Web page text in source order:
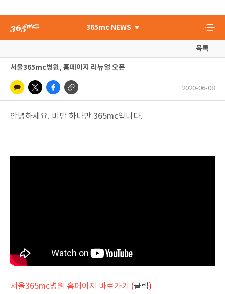
365mc NEWS
목록
서울365mc병원, 홈페이지 리뉴얼 오픈
2020-06-08
안녕하세요. 비만 하나만 365mc입니다.
서울365mc병원 홈페이지 바로가기 (클릭)